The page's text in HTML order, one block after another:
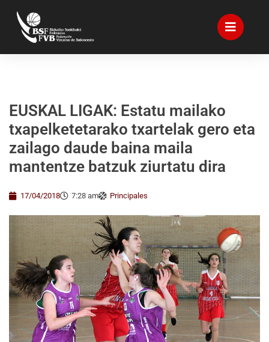
EUSKAL LIGAK: Estatu mailako
txapelketetarako txartelak gero eta
zailago daude baina maila
mantentze batzuk ziurtatu dira
17/04/2018 7:28 am Principales